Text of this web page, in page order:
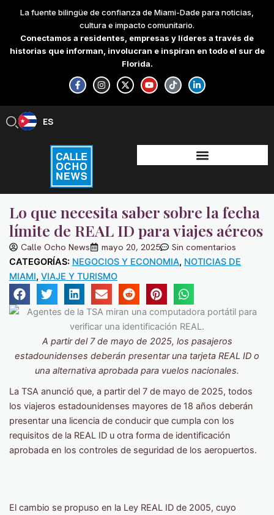
content
La fuente bilingüe de confianza de Miami-Dade para noticias,
cultura e impacto comunitario.
Conectamos a residentes, empresas y líderes a través de
historias que informan, involucran e inspiran en todo el sur de
Florida.
F
a
c
e
-
f
I
n
s
t
X
-
t
w
Y
o
u
t
T
i
k
t
L
i
n
k
-
i
n
ES
EN
Lo que necesita saber sobre la fecha
límite de REAL ID para viajes aéreos
Calle Ocho News mayo 20, 2025 Sin comentarios
CATEGORÍAS: NEGOCIOS Y ECONOMIA, NOTICIAS DE
MIAMI, VIAJE Y TURISMO
A partir del 7 de mayo de 2025, los pasajeros
estadounidenses deberán presentar una tarjeta REAL ID o
una alternativa aprobada para vuelos nacionales.
La TSA anunció que, a partir del 7 de mayo de 2025, todos
los viajeros estadounidenses mayores de 18 años deberán
presentar una licencia de conducir que cumpla con los
requisitos de la REAL ID u otra forma de identificación
aprobada en los controles de seguridad de los aeropuertos.
El cambio se propuso en la Ley REAL ID de 2005, cuyo